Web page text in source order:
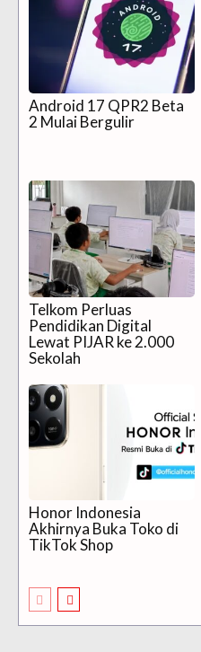
Android 17 QPR2 Beta
2 Mulai Bergulir
Telkom Perluas
Pendidikan Digital
Lewat PIJAR ke 2.000
Sekolah
Honor Indonesia
Akhirnya Buka Toko di
TikTok Shop